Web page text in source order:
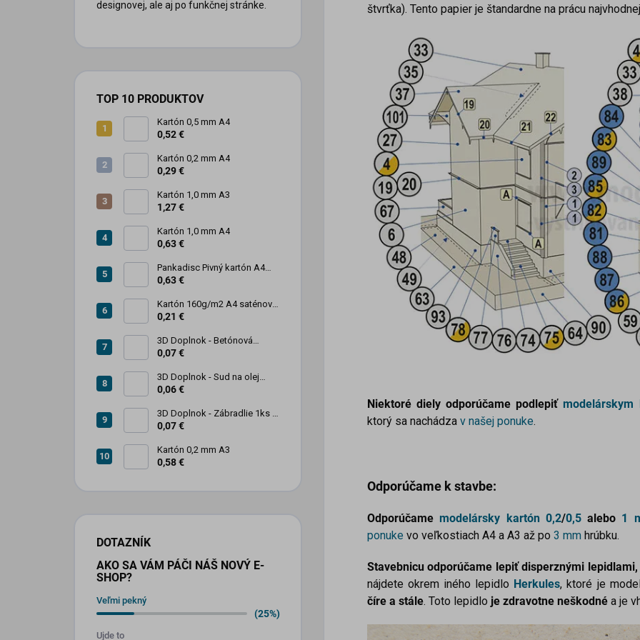
designovej, ale aj po funkčnej stránke.
TOP 10 PRODUKTOV
Kartón 0,5 mm A4
0,52 €
Kartón 0,2 mm A4
0,29 €
Kartón 1,0 mm A3
1,27 €
Kartón 1,0 mm A4
0,63 €
Pankadisc Pivný kartón A4
1mm 420g
0,63 €
Kartón 160g/m2 A4 saténový
biely povrch
0,21 €
3D Doplnok - Betónová
zábrana 1ks
0,07 €
3D Doplnok - Sud na olej
kovový 250L - 1ks
0,06 €
3D Doplnok - Zábradlie 1ks +
stojan 2ks
0,07 €
Kartón 0,2 mm A3
0,58 €
DOTAZNÍK
AKO SA VÁM PÁČI NÁŠ NOVÝ E-
SHOP?
Veľmi pekný
(25%)
Ujde to
štvrťka). Tento papier je štandardne na prácu
N iektoré diely odporúčame podlepiť modelárskym
ktorý sa nachádza v našej ponuke.
Odporúčame k stavbe:
Odporúčame modelársky kartón 0,2/0,5alebo 1
ponuke vo veľkostiach A4 a A3 až po 3 mm hrúbku.
Stavebnicuodporúčame lepiť disperznými
nájdete okrem iného lepidlo Herkules, ktoré je
číre a stále. Toto lepidlo je zdravotne neškodné a je